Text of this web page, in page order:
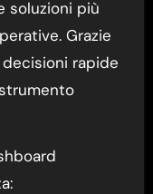
soluzioni più
Grazie
rapide